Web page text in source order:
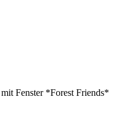
Fenster *Forest Friends*